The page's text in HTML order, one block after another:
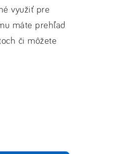
využiť pre
máte prehľad
či môžete